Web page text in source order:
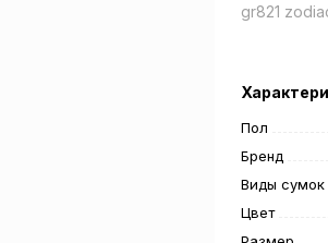
gr821
Пол
Бренд
Виды сумок
Цвет